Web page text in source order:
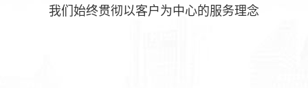
我们始终贯彻以客户为中心的服务理念